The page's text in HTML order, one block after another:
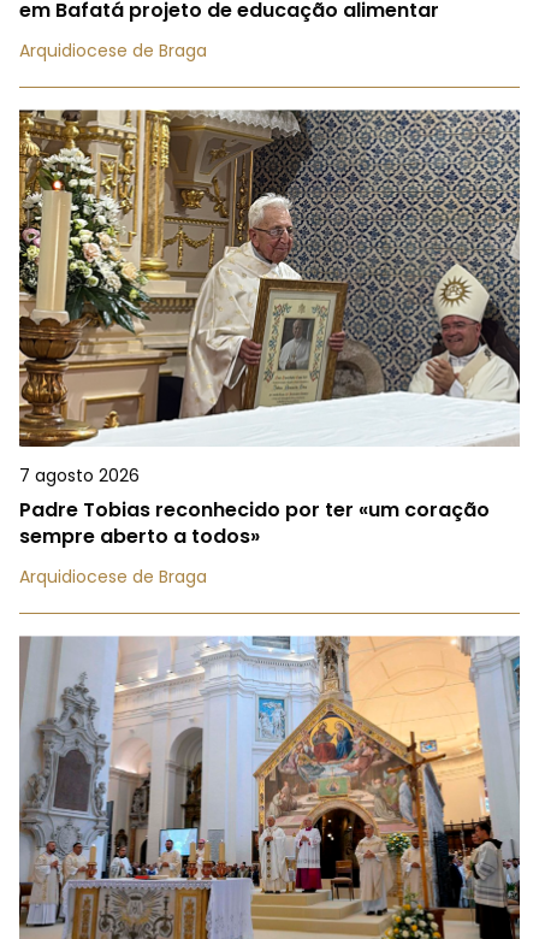
em Bafatá projeto de educação alimentar
Arquidiocese de Braga
7 agosto 2026
Padre Tobias reconhecido por ter «um coração
sempre aberto a todos»
Arquidiocese de Braga